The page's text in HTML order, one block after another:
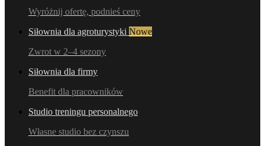
Wyróżnij ofertę, podnieś ceny
Siłownia dla agroturystyki Nowe
Zwrot w 2–4 sezony
Siłownia dla firmy
Benefit dla pracowników
Studio treningu personalnego
Własne studio bez czynszu